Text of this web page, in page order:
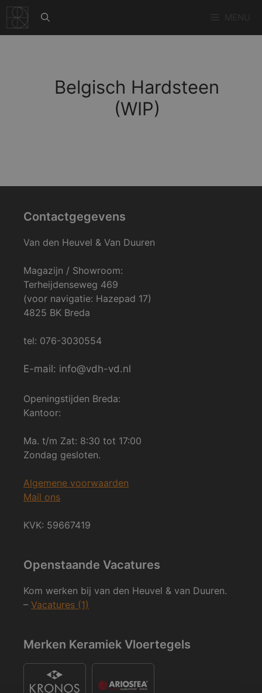
naar
de
Belgisch Hardsteen
(WIP)
Contactgegevens
Van den Heuvel & Van Duuren
Magazijn / Showroom:
Terheijdenseweg 469
(voor navigatie: Hazepad 17)
4825 BK Breda
tel: 076-3030554
E-mail: info@vdh-vd.nl
Openingstijden Breda:
Kantoor:
Ma. t/m Zat: 8:30 tot 17:00
Zondag gesloten.
Algemene voorwaarden
Mail ons
KVK: 59667419
Openstaande Vacatures
Kom werken bij van den Heuvel & van Duuren.
– Vacatures (1)
Merken Keramiek Vloertegels